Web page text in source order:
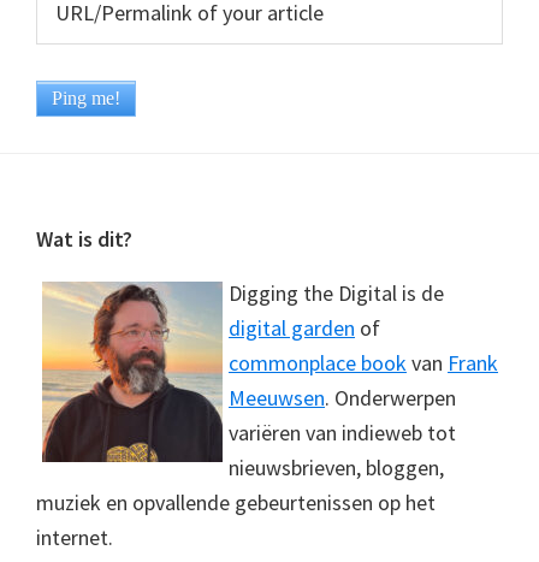
Footer
Wat is dit?
Digging the Digital is de
digital garden of
commonplace bookvan Frank
Meeuwsen. Onderwerpen
variëren van indieweb tot
nieuwsbrieven, bloggen,
muziek en opvallende gebeurtenissen op het
internet.